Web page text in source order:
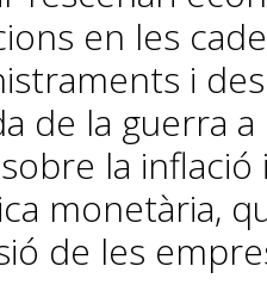
en les
i
de la guerra
la
monetària,
de les